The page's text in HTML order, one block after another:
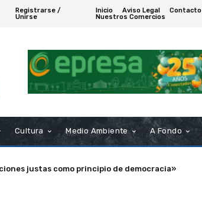
Registrarse /
Unirse
Inicio Aviso Legal Contacto
Nuestros Comercios
Cultura Medio Ambiente A Fondo
justas como principio de democracia»